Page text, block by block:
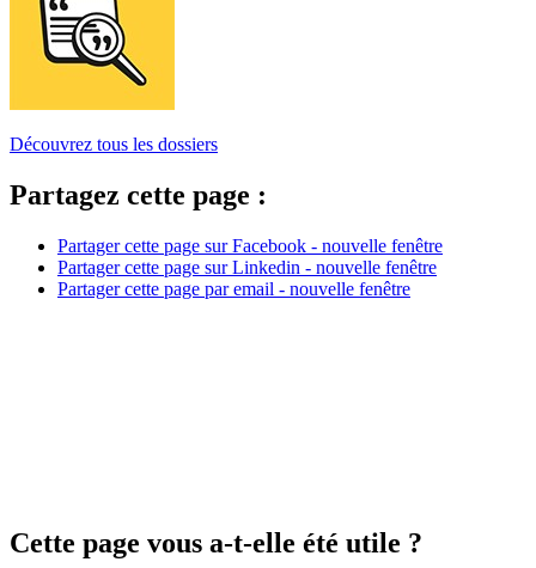
Découvrez tous les dossiers
Partagez cette page :
Partager cette page sur Facebook - nouvelle fenêtre
Partager cette page sur Linkedin - nouvelle fenêtre
Partager cette page par email - nouvelle fenêtre
Cette page vous a-t-elle été utile ?